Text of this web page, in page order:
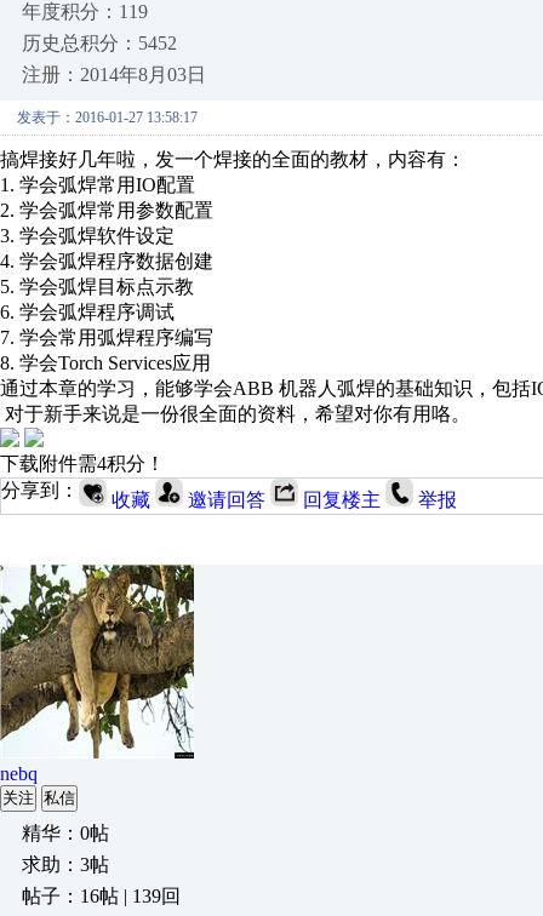
年度积分：119
历史总积分：5452
注册：2014年8月03日
发表于：2016-01-27 13:58:17
搞焊接好几年啦，发一个焊接的全面的教材，内容有：
1. 学会弧焊常用IO配置
2. 学会弧焊常用参数配置
3. 学会弧焊软件设定
4. 学会弧焊程序数据创建
5. 学会弧焊目标点示教
6. 学会弧焊程序调试
7. 学会常用弧焊程序编写
8. 学会Torch Services应用
通过本章的学习，能够学会ABB 机器人弧焊的基础知识，包括
对于新手来说是一份很全面的资料，希望对你有用咯。
下载附件需4积分！
分享到：
收藏 邀请回答 回复楼主 举报
nebq
关注 私信
精华：0帖
求助：3帖
帖子：16帖 | 139回